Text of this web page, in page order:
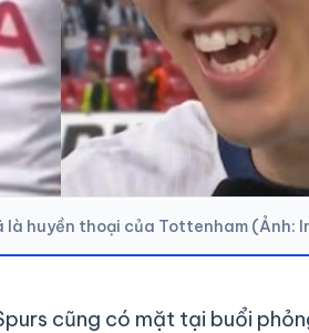
là huyền thoại của Tottenham (Ảnh:
cũng có mặt tại buổi